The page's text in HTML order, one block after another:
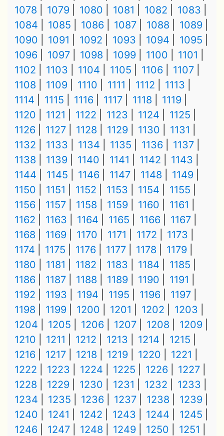
1078
1079 1080 1081 1082
1083
1084
1085 1086 1087 1088
1089
1090
1091 1092 1093 1094
1095
1096
1097 1098 1099 1100
1101
1102
1103 1104 1105 1106
1107
1108
1109 1110 1111 1112
1113
1114
1115 1116 1117 1118
1119
1120
1121 1122 1123 1124
1125
1126
1127 1128 1129 1130
1131
1132
1133 1134 1135 1136
1137
1138
1139 1140 1141 1142
1143
1144
1145 1146 1147 1148
1149
1150
1151 1152 1153 1154
1155
1156
1157 1158 1159 1160
1161
1162
1163 1164 1165 1166
1167
1168
1169 1170 1171 1172
1173
1174
1175 1176 1177 1178
1179
1180
1181 1182 1183 1184
1185
1186
1187 1188 1189 1190
1191
1192
1193 1194 1195 1196
1197
1198
1199 1200 1201 1202
1203
1204
1205 1206 1207 1208
1209
1210
1211 1212 1213 1214
1215
1216
1217 1218 1219 1220
1221
1222
1223 1224 1225 1226
1227
1228
1229 1230 1231 1232
1233
1234
1235 1236 1237 1238
1239
1240
1241 1242 1243 1244
1245
1246
1247 1248 1249 1250
1251